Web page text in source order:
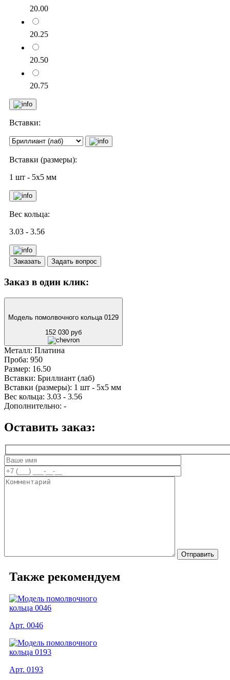
20.00
20.25
20.50
20.75
Вставки:
Вставки (размеры):
1 шт - 5х5 мм
Вес кольца:
3.03 - 3.56
Заказать Задать вопрос
Заказ в один клик:
Модель помолвочного кольца 0129
152 030 руб
Металл: Платина
Проба: 950
Размер: 16.50
Вставки: Бриллиант (лаб)
Вставки (размеры): 1 шт - 5х5 мм
Вес кольца: 3.03 - 3.56
Дополнительно: -
Оставить заказ:
Также рекомендуем
Арт. 0046
Арт. 0193